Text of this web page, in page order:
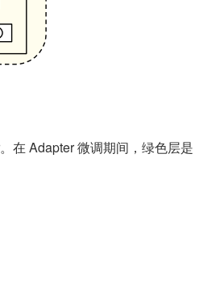
在 Adapter 微调期间，绿色层是